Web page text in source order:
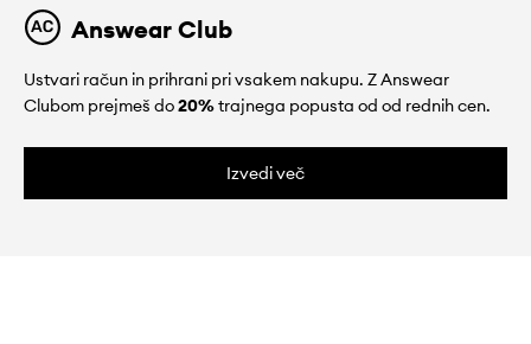
Answear Club
Ustvari račun in prihrani pri vsakem nakupu. Z Answear
Clubom prejmeš do20%trajnega popusta od od rednih cen.
Izvedi več